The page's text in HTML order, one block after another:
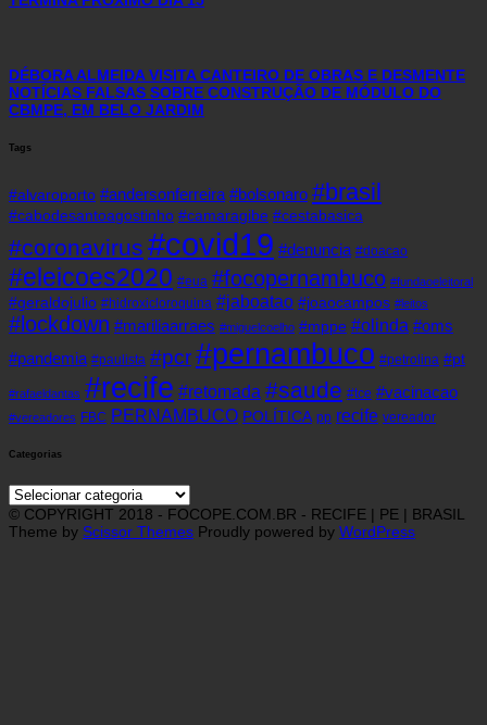
DÉBORA ALMEIDA VISITA CANTEIRO DE OBRAS E DESMENTE
NOTÍCIAS FALSAS SOBRE CONSTRUÇÃO DE MÓDULO DO
CBMPE, EM BELO JARDIM
Tags
#alvaroporto #andersonferreira #bolsonaro #brasil
#cabodesantoagostinho #camaragibe #cestabasica
#coronavirus #covid19 #denuncia #doacao
#eleicoes2020 #eua #focopernambuco #fundaoeleitoral
#geraldojulio #hidroxicloroquina #jaboatao #joaocampos #leitos
#lockdown #mariliaarraes #miguelcoelho #mppe #olinda #oms
#pandemia #paulista #pcr#pernambuco #petrolina #pt
#rafaeldantas #recife #retomada #saude #tce #vacinacao
#vereadores FBC PERNAMBUCO POLÍTICA pp recife vereador
Categorias
Categorias
© COPYRIGHT 2018 - FOCOPE.COM.BR - RECIFE | PE | BRASIL
Theme by Scissor Themes Proudly powered by WordPress